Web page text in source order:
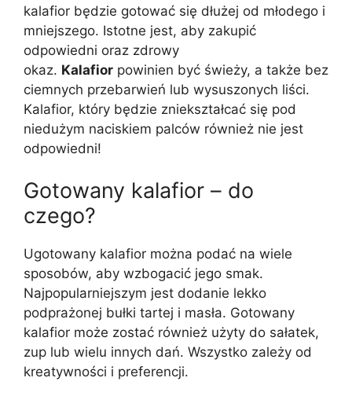
kalafior będzie gotować się dłużej od młodego i
mniejszego. Istotne jest, aby zakupić
odpowiedni oraz zdrowy
okaz. Kalafior powinien być świeży, a także bez
ciemnych przebarwień lub wysuszonych liści.
Kalafior, który będzie zniekształcać się pod
niedużym naciskiem palców również nie jest
odpowiedni!
Gotowany kalafior – do
czego?
Ugotowany kalafior można podać na wiele
sposobów, aby wzbogacić jego smak.
Najpopularniejszym jest dodanie lekko
podprażonej bułki tartej i masła. Gotowany
kalafior może zostać również użyty do sałatek,
zup lub wielu innych dań. Wszystko zależy od
kreatywności i preferencji.